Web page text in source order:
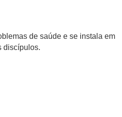
de saúde e se instala em
discípulos.